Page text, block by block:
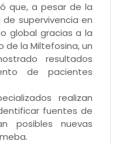
que, a pesar de la
supervivencia en
global gracias a la
la Miltefosina, un
resultados
de pacientes
realizan
fuentes de
posibles nuevas